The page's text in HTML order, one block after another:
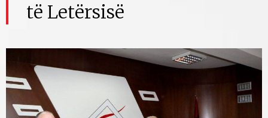
të Letërsisë